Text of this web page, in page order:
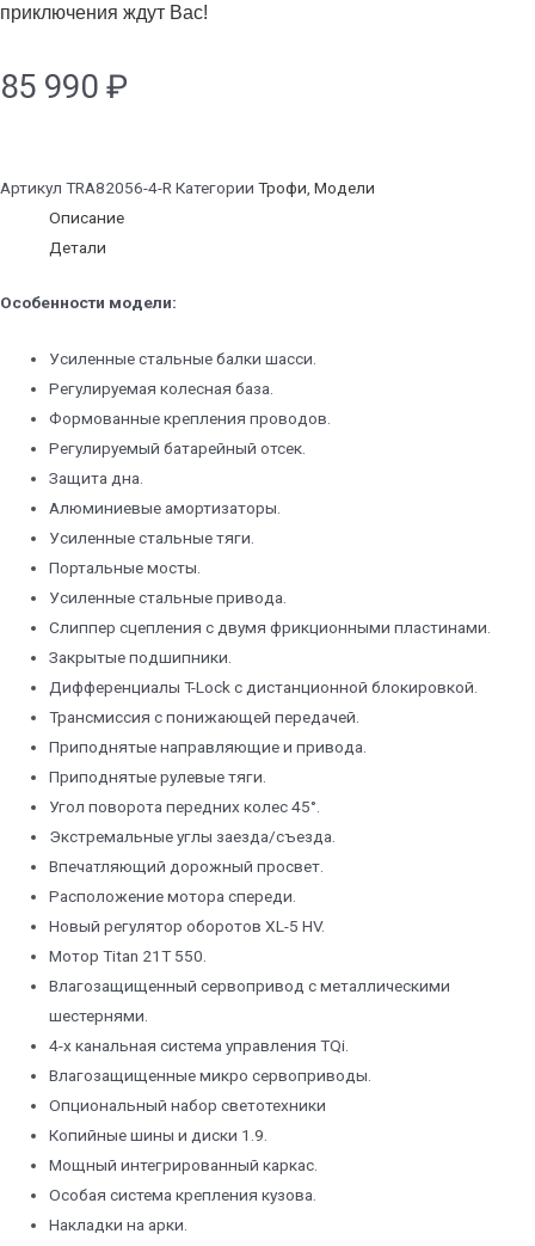
приключения ждут Вас!
85 990 ₽
Артикул TRA82056-4-RКатегории Трофи, Модели
Описание
Детали
Особенности модели:
Усиленные стальные балки шасси.
Регулируемая колесная база.
Формованные крепления проводов.
Регулируемый батарейный отсек.
Защита дна.
Алюминиевые амортизаторы.
Усиленные стальные тяги.
Портальные мосты.
Усиленные стальные привода.
Слиппер сцепления с двумя фрикционными пластинами.
Закрытые подшипники.
Дифференциалы T-Lock с дистанционной блокировкой.
Трансмиссия с понижающей передачей.
Приподнятые направляющие и привода.
Приподнятые рулевые тяги.
Угол поворота передних колес 45°.
Экстремальные углы заезда/съезда.
Впечатляющий дорожный просвет.
Расположение мотора спереди.
Новый регулятор оборотов XL-5 HV.
Мотор Titan 21T 550.
Влагозащищенный сервопривод с металлическими
шестернями.
4-х канальная система управления TQi.
Влагозащищенные микро сервоприводы.
Опциональный набор светотехники
Копийные шины и диски 1.9.
Мощный интегрированный каркас.
Особая система крепления кузова.
Накладки на арки.